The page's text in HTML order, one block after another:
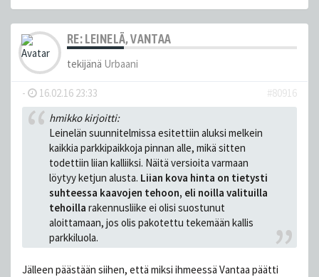
RE: LEINELÄ, VANTAA
tekijänä Urbaani
- 16.02.16 23:33
#80916
hmikko kirjoitti:
Leinelän suunnitelmissa esitettiin aluksi melkein
kaikkia parkkipaikkoja pinnan alle, mikä sitten
todettiin liian kalliiksi. Näitä versioita varmaan
löytyy ketjun alusta. Liian kova hinta on tietysti
suhteessa kaavojen tehoon, eli noilla valituilla
tehoilla rakennusliike ei olisi suostunut
aloittamaan, jos olis pakotettu tekemään kallis
parkkiluola.
Jälleen päästään siihen, että miksi ihmeessä Vantaa päätti